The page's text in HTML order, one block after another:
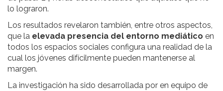
lo lograron.
Los resultados revelaron también, entre otros aspectos,
que la elevada presencia del entorno mediático en
todos los espacios sociales configura una realidad de la
cual los jóvenes difícilmente pueden mantenerse al
margen.
La investigación ha sido desarrollada por en equipo de